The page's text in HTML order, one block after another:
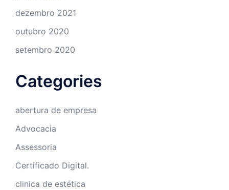
dezembro 2021
outubro 2020
setembro 2020
Categories
abertura de empresa
Advocacia
Assessoria
Certificado Digital.
clinica de estética